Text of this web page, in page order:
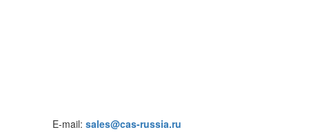
E-mail: sales@cas-russia.ru